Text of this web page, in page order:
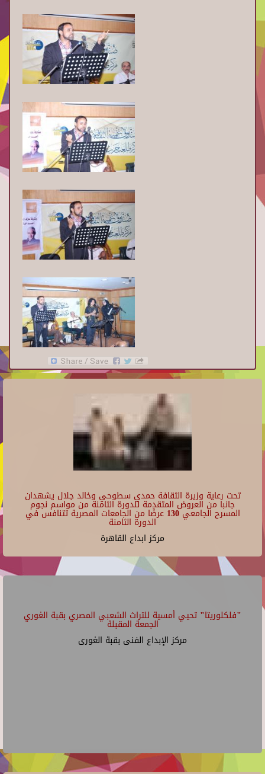
تحت رعاية وزيرة الثقافة حمدي سطوحي وخالد جلال يشهدان
جانبا من العروض المتقدمة للدورة الثامنة من مواسم نجوم
المسرح الجامعي 130 عرضًا من الجامعات المصرية تتنافس في
الدورة الثامنة
مركز ابداع القاهرة
"فلكلوريتا" تحيي أمسية للتراث الشعبي المصري بقبة الغوري
الجمعة المقبلة
مركز الإبداع الفنى بقبة الغورى